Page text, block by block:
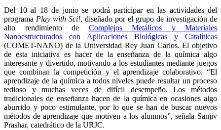
Del 10 al 18 de junio se podrá participar en las actividades del
programa Play with Sci!, diseñado por el grupo de investigación de
alto rendimiento de Complejos Metálicos y Materiales
Nanoestructurados con Aplicaciones Biológicas y Catalíticas
(COMET-NANO) de la Universidad Rey Juan Carlos. El objetivo
de esta iniciativa es hacer de la enseñanza de la química algo
interesante y divertido, motivando a los estudiantes mediante juegos
que combinan la competición y el aprendizaje colaborativo. “El
aprendizaje de la química a todos niveles puede resultar un proceso
tedioso y muchas veces de difícil desempeño. Los métodos
tradicionales de enseñanza hacen de la química en ocasiones algo
aburrido y poco estimulante, por lo que se han de buscar nuevos
métodos de aprendizaje que motiven a los alumnos”, señala Sanjiv
Prashar, catedrático de la URJC.